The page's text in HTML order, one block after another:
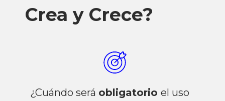
Crea y Crece?
¿Cuándo será obligatorio el uso